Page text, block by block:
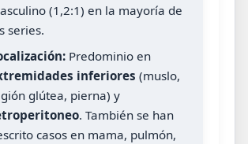
(1,2:1) en la mayoría de
series.
Predominio en
inferiores (muslo,
glútea, pierna) y
. También se han
casos en mama, pulmón,